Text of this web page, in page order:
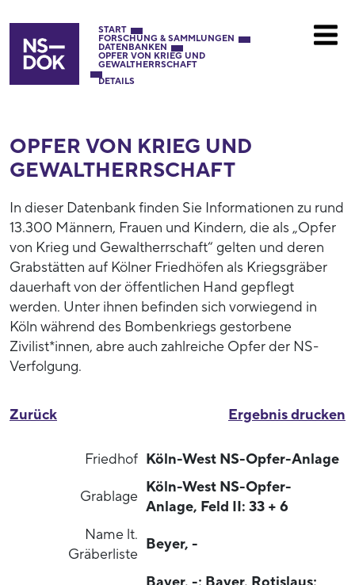
START
FORSCHUNG & SAMMLUNGEN
DATENBANKEN
OPFER VON KRIEG UND
GEWALTHERRSCHAFT
DETAILS
OPFER VON KRIEG UND
GEWALTHERRSCHAFT
In dieser Datenbank finden Sie Informationen zu rund
13.300 Männern, Frauen und Kindern, die als „Opfer
von Krieg und Gewaltherrschaft“ gelten und deren
Grabstätten auf Kölner Friedhöfen als Kriegsgräber
dauerhaft von der öffentlichen Hand gepflegt
werden. Unter ihnen befinden sich vorwiegend in
Köln während des Bombenkriegs gestorbene
Zivilist*innen, abre auch zahlreiche Opfer der NS-
Verfolgung.
Ergebnis drucken
Zurück
Friedhof Köln-West NS-Opfer-Anlage
Grablage
Köln-West NS-Opfer-
Anlage, Feld II: 33 + 6
Name lt.
Gräberliste
Beyer, -